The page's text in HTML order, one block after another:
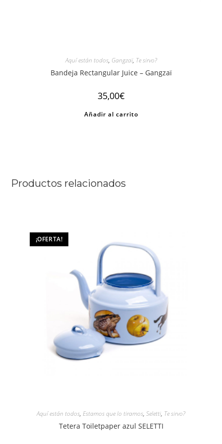
Aquí están todos, Gangzaï, Te sirvo?
Bandeja Rectangular Juice – Gangzaï
35,00€
Añadir al carrito
Productos relacionados
¡OFERTA!
Aquí están todos, Estamos que lo tiramos, Seletti, Te sirvo?
Tetera Toiletpaper azul SELETTI